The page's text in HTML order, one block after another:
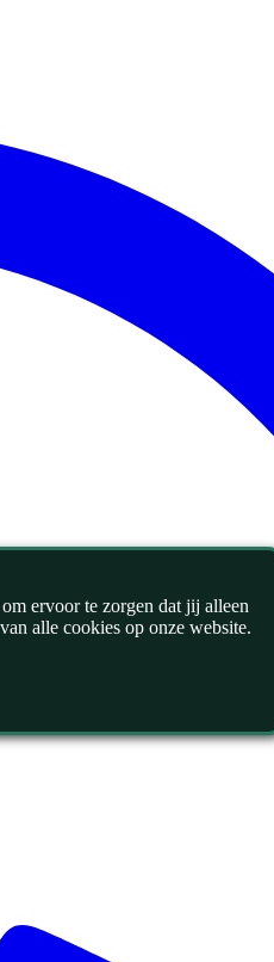
ervoor te zorgen dat jij alleen
alle cookies op onze website.